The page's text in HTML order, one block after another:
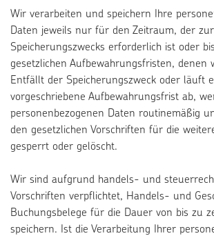
Wir verarbeiten und speichern Ihre
Daten jeweils nur für den Zeitraum, der
Speicherungszwecks erforderlich ist oder
gesetzlichen Aufbewahrungsfristen, denen
Entfällt der Speicherungszweck oder läuft
vorgeschriebene Aufbewahrungsfrist ab,
personenbezogenen Daten routinemäßig
den gesetzlichen Vorschriften für die
gesperrt oder gelöscht.
Wir sind aufgrund handels- und
Vorschriften verpflichtet, Handels- und
Buchungsbelege für die Dauer von bis zu
speichern. Ist die Verarbeitung Ihrer